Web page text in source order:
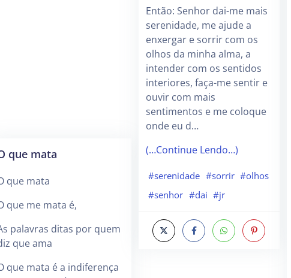
que mata
que mata
que me mata é,
palavras ditas por quem
que ama
que mata é a indiferença
Então: Senhor dai-me mais
serenidade, me ajude a
enxergar e sorrir com os
olhos da minha alma, a
intender com os sentidos
interiores, faça-me sentir e
ouvir com mais
sentimentos e me coloque
onde eu d…
(…Continue Lendo…)
#serenidade #sorrir #olhos
#senhor #dai #jr